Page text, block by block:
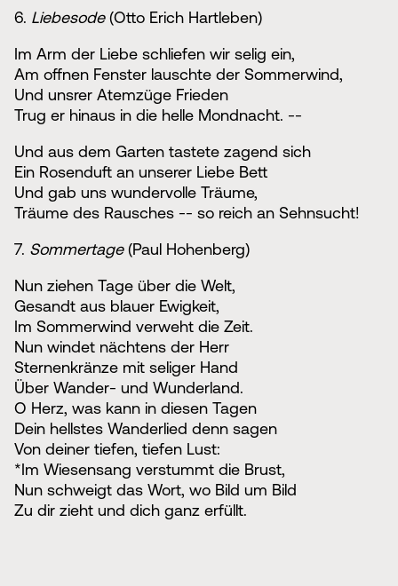
6. Liebesode(Otto Erich Hartleben)
Im Arm der Liebe schliefen wir selig ein,
Am offnen Fenster lauschte der Sommerwind,
Und unsrer Atemzüge Frieden
Trug er hinaus in die helle Mondnacht. --
Und aus dem Garten tastete zagend sich
Ein Rosenduft an unserer Liebe Bett
Und gab uns wundervolle Träume,
Träume des Rausches -- so reich an Sehnsucht!
7. Sommertage(Paul Hohenberg)
Nun ziehen Tage über die Welt,
Gesandt aus blauer Ewigkeit,
Im Sommerwind verweht die Zeit.
Nun windet nächtens der Herr
Sternenkränze mit seliger Hand
Über Wander- und Wunderland.
O Herz, was kann in diesen Tagen
Dein hellstes Wanderlied denn sagen
Von deiner tiefen, tiefen Lust:
*Im Wiesensang verstummt die Brust,
Nun schweigt das Wort, wo Bild um Bild
Zu dir zieht und dich ganz erfüllt.